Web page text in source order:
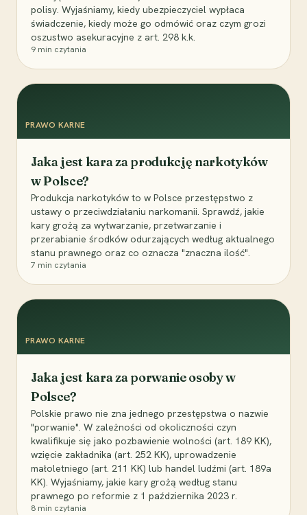
polisy. Wyjaśniamy, kiedy ubezpieczyciel wypłaca
świadczenie, kiedy może go odmówić oraz czym grozi
oszustwo asekuracyjne z art. 298 k.k.
9 min czytania
PRAWO KARNE
Jaka jest kara za produkcję narkotyków
w Polsce?
Produkcja narkotyków to w Polsce przestępstwo z
ustawy o przeciwdziałaniu narkomanii. Sprawdź, jakie
kary grożą za wytwarzanie, przetwarzanie i
przerabianie środków odurzających według aktualnego
stanu prawnego oraz co oznacza "znaczna ilość".
7 min czytania
PRAWO KARNE
Jaka jest kara za porwanie osoby w
Polsce?
Polskie prawo nie zna jednego przestępstwa o nazwie
"porwanie". W zależności od okoliczności czyn
kwalifikuje się jako pozbawienie wolności (art. 189 KK),
wzięcie zakładnika (art. 252 KK), uprowadzenie
małoletniego (art. 211 KK) lub handel ludźmi (art. 189a
KK). Wyjaśniamy, jakie kary grożą według stanu
prawnego po reformie z 1 października 2023 r.
8 min czytania